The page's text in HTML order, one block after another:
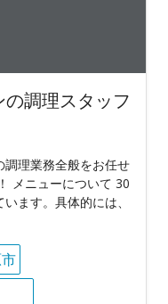
調理スタッフ
調理業務全般をお任せ
メニューについて 30
ます。具体的には、